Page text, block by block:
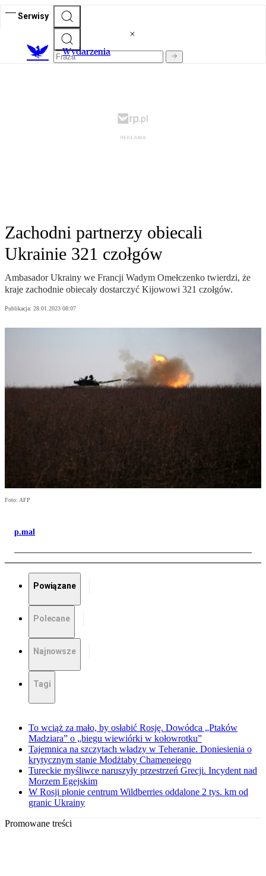
Serwisy
Wydarzenia
Zachodni partnerzy obiecali
Ukrainie 321 czołgów
Ambasador Ukrainy we Francji Wadym Omełczenko twierdzi, że
kraje zachodnie obiecały dostarczyć Kijowowi 321 czołgów.
Publikacja: 28.01.2023 08:07
Foto: AFP
p.mal
Powiązane
Polecane
Najnowsze
Tagi
To wciąż za mało, by osłabić Rosję. Dowódca „Ptaków
Madziara” o „biegu wiewiórki w kołowrotku”
Tajemnica na szczytach władzy w Teheranie. Doniesienia o
krytycznym stanie Modżtaby Chameneiego
Tureckie myśliwce naruszyły przestrzeń Grecji. Incydent nad
Morzem Egejskim
W Rosji płonie centrum Wildberries oddalone 2 tys. km od
granic Ukrainy
Promowane treści